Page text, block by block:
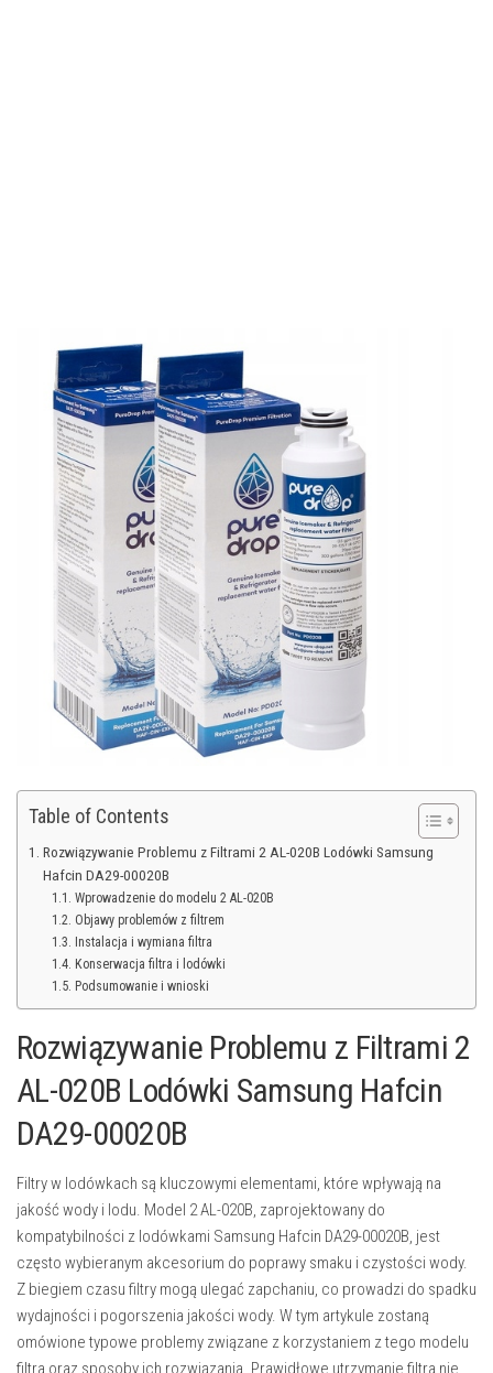
Table of Contents
Rozwiązywanie Problemu z Filtrami 2 AL-020B Lodówki Samsung
Hafcin DA29-00020B
Wprowadzenie do modelu 2 AL-020B
Objawy problemów z filtrem
Instalacja i wymiana filtra
Konserwacja filtra i lodówki
Podsumowanie i wnioski
Rozwiązywanie Problemu z Filtrami 2
AL-020B Lodówki Samsung Hafcin
DA29-00020B
Filtry w lodówkach są kluczowymi elementami, które wpływają na
jakość wody i lodu. Model 2 AL-020B, zaprojektowany do
kompatybilności z lodówkami Samsung Hafcin DA29-00020B, jest
często wybieranym akcesorium do poprawy smaku i czystości wody.
Z biegiem czasu filtry mogą ulegać zapchaniu, co prowadzi do spadku
wydajności i pogorszenia jakości wody. W tym artykule zostaną
omówione typowe problemy związane z korzystaniem z tego modelu
filtra oraz sposoby ich rozwiązania. Prawidłowe utrzymanie filtra nie